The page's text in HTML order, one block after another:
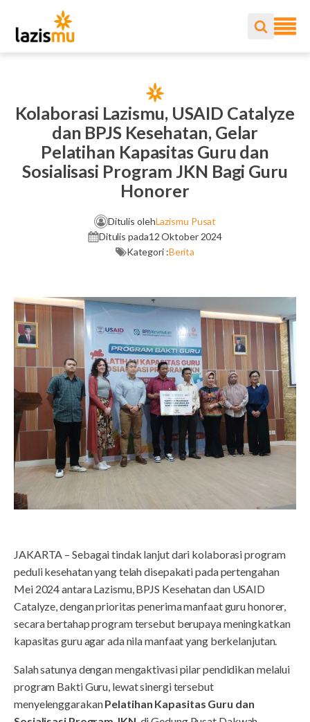
Kolaborasi Lazismu, USAID Catalyze
dan BPJS Kesehatan, Gelar
Pelatihan Kapasitas Guru dan
Sosialisasi Program JKN Bagi Guru
Honorer
Ditulis olehLazismu Pusat
Ditulis pada12 Oktober 2024
Kategori :Berita
JAKARTA – Sebagai tindak lanjut dari kolaborasi program
peduli kesehatan yang telah disepakati pada pertengahan
Mei 2024 antara Lazismu, BPJS Kesehatan dan USAID
Catalyze, dengan prioritas penerima manfaat guru honorer,
secara bertahap program tersebut berupaya meningkatkan
kapasitas guru agar ada nila manfaat yang berkelanjutan.
Salah satunya dengan mengaktivasi pilar pendidikan melalui
program Bakti Guru, lewat sinergi tersebut
menyelenggarakanPelatihan Kapasitas Guru dan